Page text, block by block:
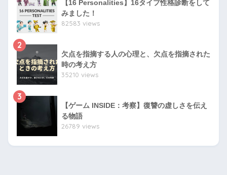
【16 Personalities】16タイプ性格診断をして
みました！
82583 views
2
欠点を指摘する人の心理と、欠点を指摘された
時の考え方
35210 views
3
【ゲーム INSIDE：考察】復讐の虚しさを伝え
る物語
26789 views